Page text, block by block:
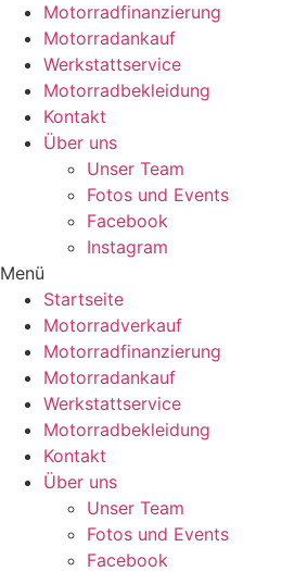
Motorradfinanzierung
Motorradankauf
Werkstattservice
Motorradbekleidung
Kontakt
Über uns
Unser Team
Fotos und Events
Facebook
Instagram
Menü
Startseite
Motorradverkauf
Motorradfinanzierung
Motorradankauf
Werkstattservice
Motorradbekleidung
Kontakt
Über uns
Unser Team
Fotos und Events
Facebook